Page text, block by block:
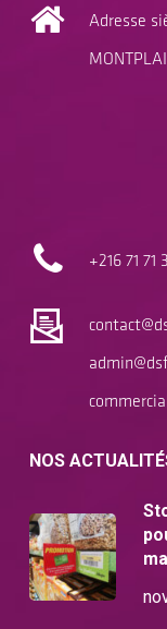
Adresse
+216 7171
NOS